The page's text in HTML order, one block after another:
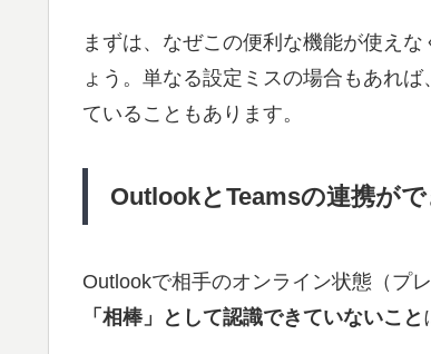
まずは、なぜこの便利な機能が使え
ょう。単なる設定ミスの場合もあれ
ていることもあります。
OutlookとTeamsの連携がで
Outlookで相手のオンライン状態（プ
「相棒」として認識できていないこと